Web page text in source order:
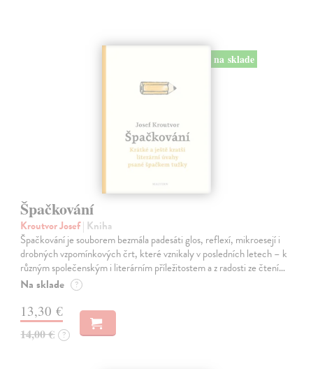
na sklade
Špačkování
Kroutvor Josef| Kniha
Špačkování je souborem bezmála padesáti glos, reflexí, mikroesejí i
drobných vzpomínkových črt, které vznikaly v posledních letech – k
různým společenským i literárním příležitostem a z radosti ze čtení…
Na sklade ?
13,30 €
14,00 € ?